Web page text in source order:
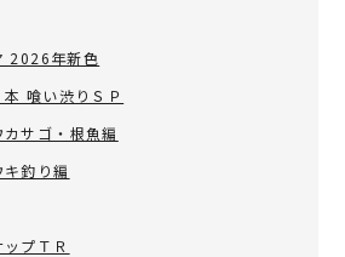
2026年新色
喰い渋りＳＰ
サゴ・根魚編
釣り編
プＴＲ